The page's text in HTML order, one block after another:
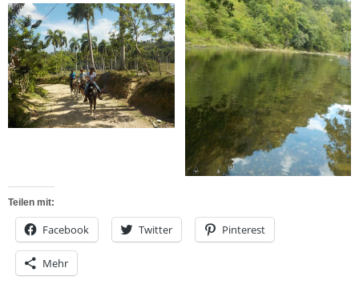
Teilen mit:
Facebook Twitter Pinterest
Mehr